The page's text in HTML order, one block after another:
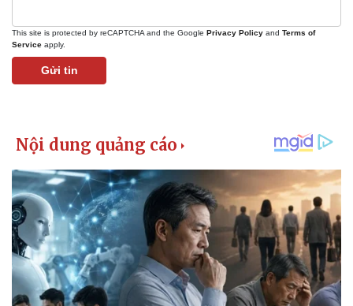
Pháp luật
Vụ án
Tin nóng
Tư vấn luật
Quân sự - Quốc phòng
Vũ khí
Việt Nam
Phân tích
This site is protected by reCAPTCHA and the Google Privacy Policy and Terms of
Service apply.
Gửi tin